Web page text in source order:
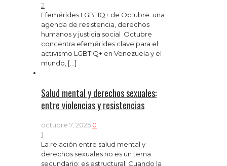
2
Efemérides LGBTIQ+ de Octubre: una
agenda de resistencia, derechos
humanos y justicia social Octubre
concentra efemérides clave para el
activismo LGBTIQ+ en Venezuela y el
mundo, […]
Salud mental y derechos sexuales:
entre violencias y resistencias
octubre 7, 2025 0
1
La relación entre salud mental y
derechos sexuales no es un tema
secundario: es estructural. Cuando la